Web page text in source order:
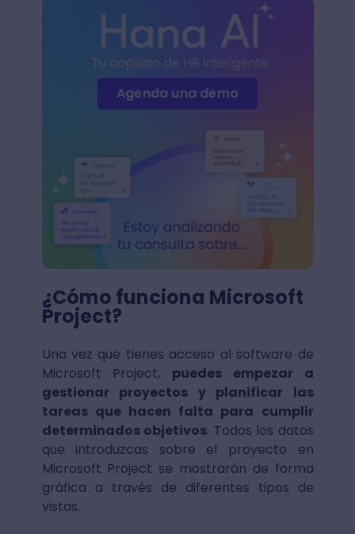
Agenda una demo
¿Cómo funciona Microsoft
Project?
Una vez que tienes acceso al software de
Microsoft Project, puedes empezar a
gestionar proyectos y planificar las
tareas que hacen falta para cumplir
determinados objetivos. Todos los datos
que introduzcas sobre el proyecto en
Microsoft Project se mostrarán de forma
gráfica a través de diferentes tipos de
vistas.